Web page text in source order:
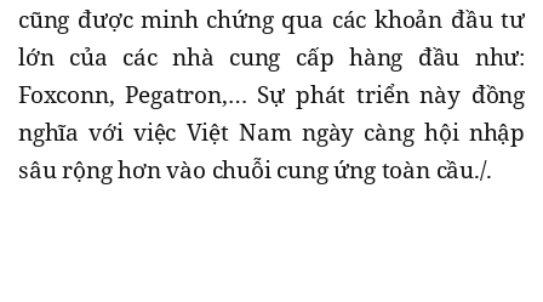
cũng được minh chứng qua các khoản đầu tư
lớn của các nhà cung cấp hàng đầu như:
Foxconn, Pegatron,… Sự phát triển này đồng
nghĩa với việc Việt Nam ngày càng hội nhập
sâu rộng hơn vào chuỗi cung ứng toàn cầu./.